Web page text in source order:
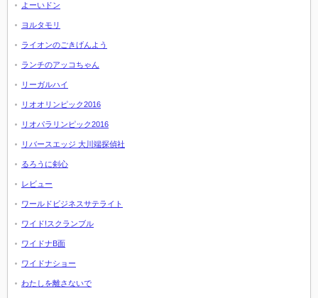
よーいドン
ヨルタモリ
ライオンのごきげんよう
ランチのアッコちゃん
リーガルハイ
リオオリンピック2016
リオパラリンピック2016
リバースエッジ 大川端探偵社
るろうに剣心
レビュー
ワールドビジネスサテライト
ワイド!スクランブル
ワイドナB面
ワイドナショー
わたしを離さないで